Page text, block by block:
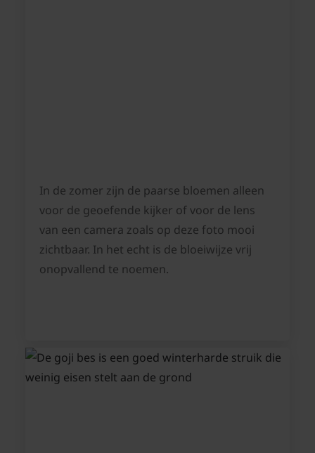
In de zomer zijn de paarse bloemen alleen
voor de geoefende kijker of voor de lens
van een camera zoals op deze foto mooi
zichtbaar. In het echt is de bloeiwijze vrij
onopvallend te noemen.